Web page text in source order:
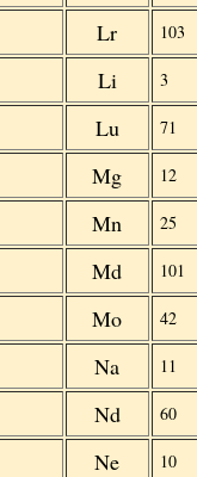
Lr 103
Li 3
Lu 71
Mg 12
Mn 25
Md 101
Mo 42
Na 11
Nd 60
Ne 10